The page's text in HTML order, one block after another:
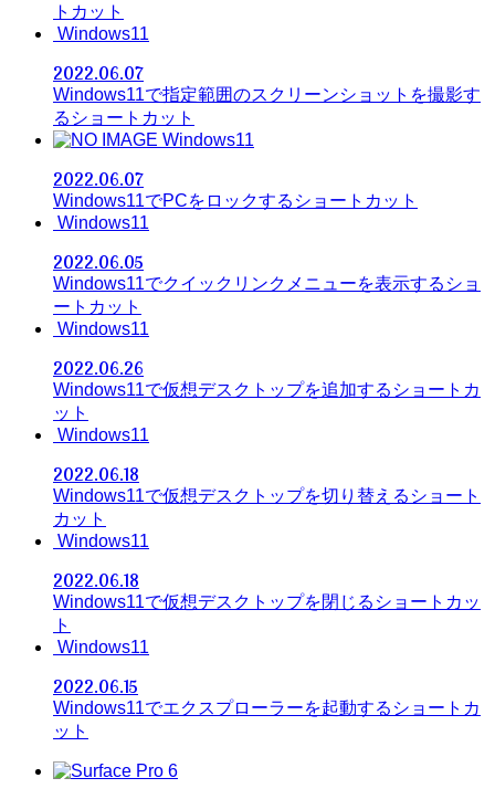
トカット
Windows11
2022.06.07
Windows11で指定範囲のスクリーンショットを撮影す
るショートカット
Windows11
2022.06.07
Windows11でPCをロックするショートカット
Windows11
2022.06.05
Windows11でクイックリンクメニューを表示するショ
ートカット
Windows11
2022.06.26
Windows11で仮想デスクトップを追加するショートカ
ット
Windows11
2022.06.18
Windows11で仮想デスクトップを切り替えるショート
カット
Windows11
2022.06.18
Windows11で仮想デスクトップを閉じるショートカッ
ト
Windows11
2022.06.15
Windows11でエクスプローラーを起動するショートカ
ット